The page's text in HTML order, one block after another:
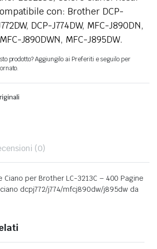
con: Brother DCP-
DCP-J774DW, MFC-J890DN,
J890DWN, MFC-J895DW.
(0)
Ciano per Brother LC-3213C – 400 Pagine
dcpj772/j774/mfcj890dw/j895dw da